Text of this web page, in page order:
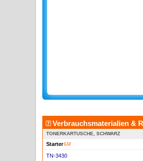
Verbrauchsmaterialien &
TONERKARTUSCHE, SCHWARZ
StarterLU
TN-3430